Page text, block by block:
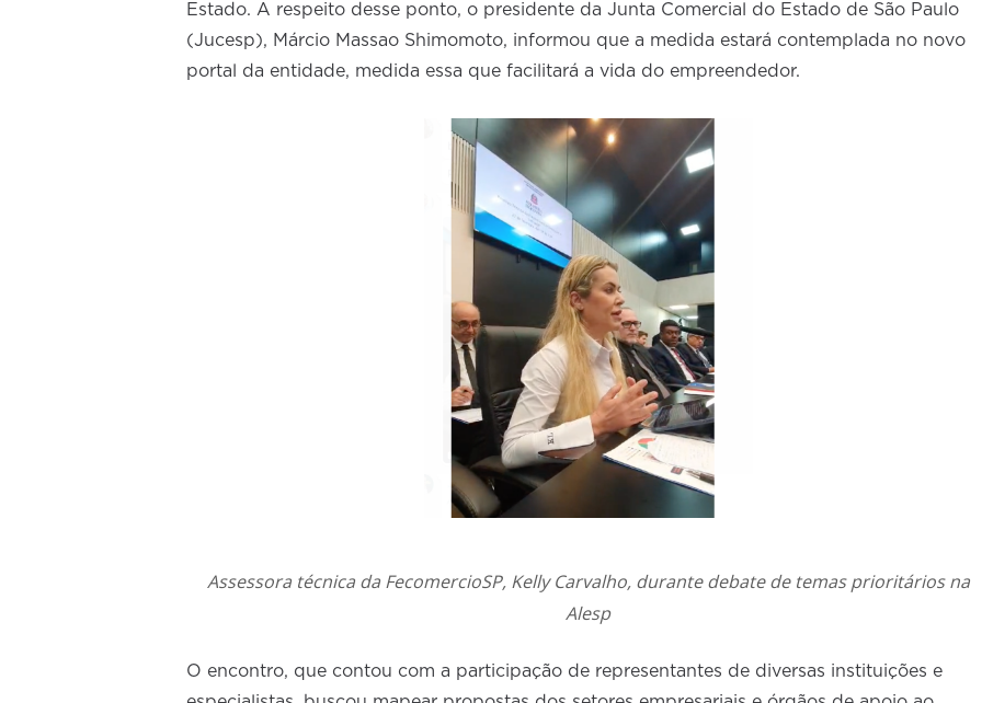
Estado. A respeito desse ponto, o presidente da Junta Comercial do Estado de São Paulo
(Jucesp), Márcio Massao Shimomoto, informou que a medida estará contemplada no novo
portal da entidade, medida essa que facilitará a vida do empreendedor.
Assessora técnica da FecomercioSP, Kelly Carvalho, durante debate de temas prioritários na
Alesp
O encontro, que contou com a participação de representantes de diversas instituições e